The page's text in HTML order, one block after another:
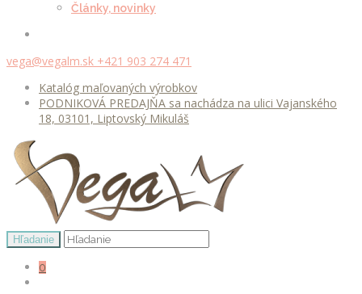
Články, novinky
vega@vegalm.sk +421 903 274 471
Katalóg maľovaných výrobkov
PODNIKOVÁ PREDAJŇA sa nachádza na ulici Vajanského
18, 03101, Liptovský Mikuláš
0